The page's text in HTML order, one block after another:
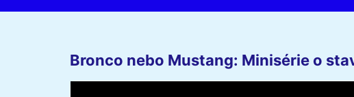
Bronco nebo Mustang: Minisérie o